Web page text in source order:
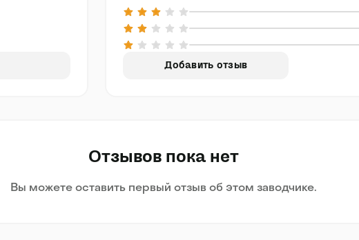
Добавить отзыв
Отзывов пока нет
Вы можете оставить первый отзыв об этом заводчике.